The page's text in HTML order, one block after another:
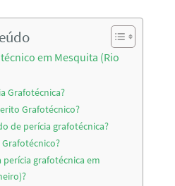
em Mesquita (Rio
Grafotécnica?
Grafotécnico?
de perícia grafotécnica?
grafotécnica em